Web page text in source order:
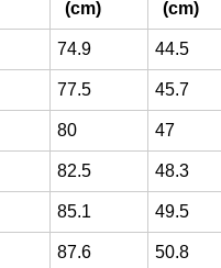
(cm)
(cm)
74.9 44.5
77.5 45.7
80 47
82.5 48.3
85.1 49.5
87.6 50.8